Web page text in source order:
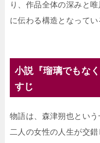
り、作品全体の深みと
に伝わる構造となってい
小説『瑠璃でもな
すじ
物語は、森津朔也とい
二人の女性の人生が交